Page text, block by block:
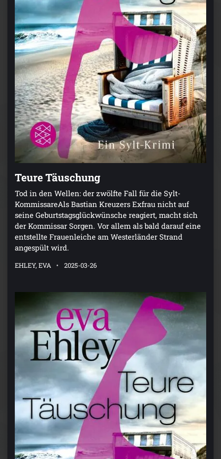
Teure Täuschung
Tod in den Wellen: der zwölfte Fall für die Sylt-
KommissareAls Bastian Kreuzers Exfrau nicht auf
seine Geburtstagsglückwünsche reagiert, macht sich
der Kommissar Sorgen. Vor allem als bald darauf eine
entstellte Frauenleiche am Westerländer Strand
angespült wird.
EHLEY, EVA 2025-03-26